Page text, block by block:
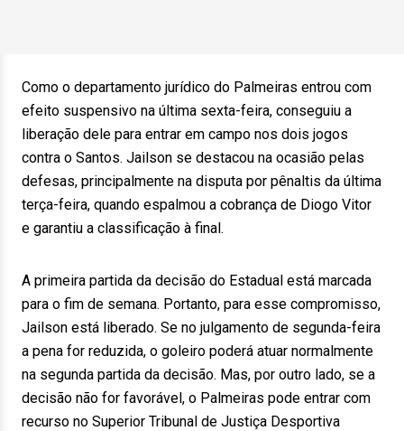
Como o departamento jurídico do Palmeiras entrou com
efeito suspensivo na última sexta-feira, conseguiu a
liberação dele para entrar em campo nos dois jogos
contra o Santos. Jailson se destacou na ocasião pelas
defesas, principalmente na disputa por pênaltis da última
terça-feira, quando espalmou a cobrança de Diogo Vitor
e garantiu a classificação à final.
A primeira partida da decisão do Estadual está marcada
para o fim de semana. Portanto, para esse compromisso,
Jailson está liberado. Se no julgamento de segunda-feira
a pena for reduzida, o goleiro poderá atuar normalmente
na segunda partida da decisão. Mas, por outro lado, se a
decisão não for favorável, o Palmeiras pode entrar com
recurso no Superior Tribunal de Justiça Desportiva